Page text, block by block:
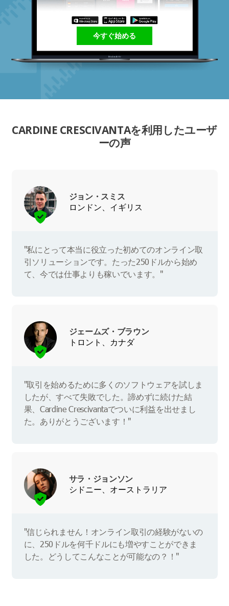
今すぐ始める
CARDINE CRESCIVANTAを利用したユーザ
ーの声
ジョン・スミス
ロンドン、イギリス
"私にとって本当に役立った初めてのオンライン取
引ソリューションです。たった250ドルから始め
て、今では仕事よりも稼いでいます。"
ジェームズ・ブラウン
トロント、カナダ
"取引を始めるために多くのソフトウェアを試しま
したが、すべて失敗でした。諦めずに続けた結
果、Cardine Crescivantaでついに利益を出せまし
た。ありがとうございます！"
サラ・ジョンソン
シドニー、オーストラリア
"信じられません！オンライン取引の経験がないの
に、250ドルを何千ドルにも増やすことができま
した。どうしてこんなことが可能なの？！"